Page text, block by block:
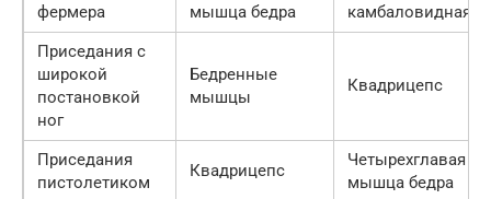
фермера
мышца бедра
камбаловидная
Приседания с
широкой
постановкой
ног
Бедренные
мышцы
Квадрицепс
Приседания
пистолетиком
Квадрицепс
Четырехглавая
мышца бедра